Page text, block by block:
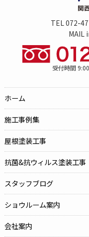
TEL 072-
MAIL
受付時間
ホーム
施工事例集
屋根塗装工事
抗菌&抗ウィルス塗装工事
スタッフブログ
ショウルーム案内
会社案内